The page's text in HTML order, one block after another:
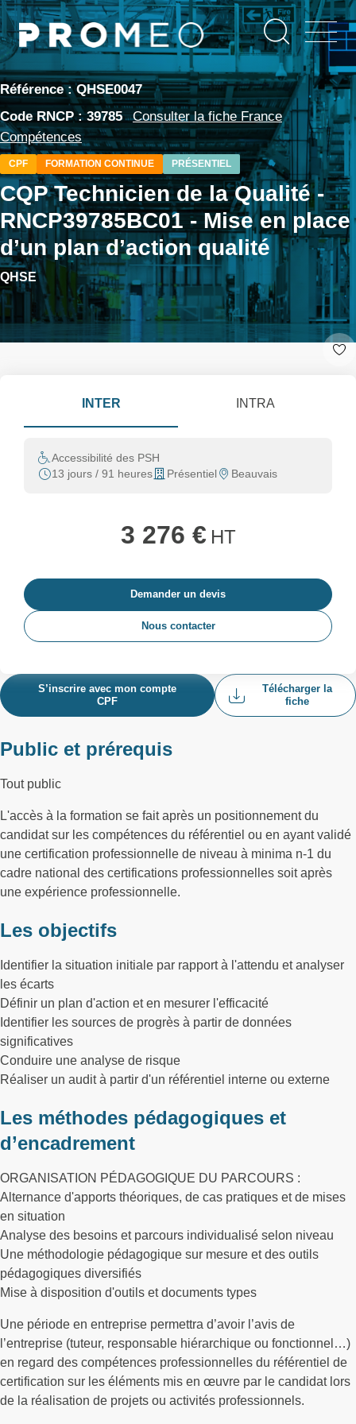
Aller
au
contenu
principal
Référence : QHSE0047
Code RNCP : 39785 Consulter la fiche France
Compétences
CPF FORMATION CONTINUE PRÉSENTIEL
CQP Technicien de la Qualité -
RNCP39785BC01 - Mise en place
d’un plan d’action qualité
QHSE
S’inscrire avec mon compte
CPF
Télécharger la
fiche
Public et prérequis
Tout public
L'accès à la formation se fait après un positionnement du
candidat sur les compétences du référentiel ou en ayant validé
une certification professionnelle de niveau à minima n-1 du
cadre national des certifications professionnelles soit après
une expérience professionnelle.
Les objectifs
Identifier la situation initiale par rapport à l'attendu et analyser
les écarts
Définir un plan d'action et en mesurer l'efficacité
Identifier les sources de progrès à partir de données
significatives
Conduire une analyse de risque
Réaliser un audit à partir d'un référentiel interne ou externe
Les méthodes pédagogiques et
d’encadrement
ORGANISATION PÉDAGOGIQUE DU PARCOURS :
Alternance d'apports théoriques, de cas pratiques et de mises
en situation
Analyse des besoins et parcours individualisé selon niveau
Une méthodologie pédagogique sur mesure et des outils
pédagogiques diversifiés
Mise à disposition d'outils et documents types
Une période en entreprise permettra d’avoir l’avis de
l’entreprise (tuteur, responsable hiérarchique ou fonctionnel…)
en regard des compétences professionnelles du référentiel de
certification sur les éléments mis en œuvre par le candidat lors
de la réalisation de projets ou activités professionnels.
INTER INTRA
Accessibilité des PSH
13 jours / 91 heures
Présentiel Beauvais
3 276 € HT
Demander un devis
Nous contacter
Panneau de gestion des cookies